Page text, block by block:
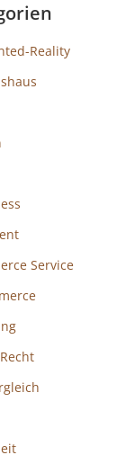
Reality
Service